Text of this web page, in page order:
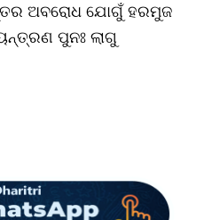
ଅବରୋଧ ଯୋଗୁଁ ହରମୁଜ
ପୁନଃ ଲାଗୁ